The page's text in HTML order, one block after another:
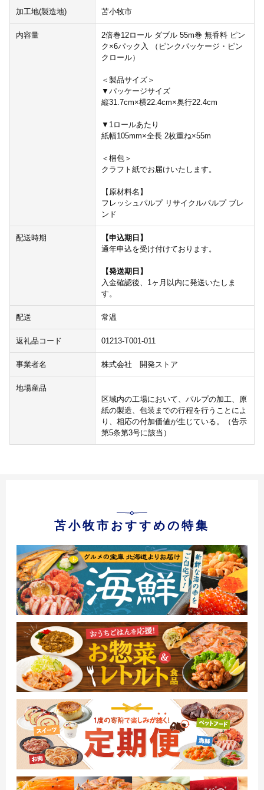
加工地(製造地) 苫小牧市
内容量
2倍巻12ロール ダブル 55m巻 無香料 ピン
ク×6パック入 （ピンクパッケージ・ピン
クロール）
＜製品サイズ＞
▼パッケージサイズ
縦31.7cm×横22.4cm×奥行22.4cm
▼1ロールあたり
紙幅105mm×全長 2枚重ね×55m
＜梱包＞
クラフト紙でお届けいたします。
【原材料名】
フレッシュパルプ リサイクルパルプ ブレ
ンド
配送時期
【申込期日】
通年申込を受け付けております。
【発送期日】
入金確認後、1ヶ月以内に発送いたしま
す。
配送 常温
返礼品コード 01213-T001-011
事業者名 株式会社 開発ストア
地場産品
区域内の工場において、パルプの加工、原
紙の製造、包装までの行程を行うことによ
り、相応の付加価値が生じている。（告示
第5条第3号に該当）
苫小牧市おすすめの特集